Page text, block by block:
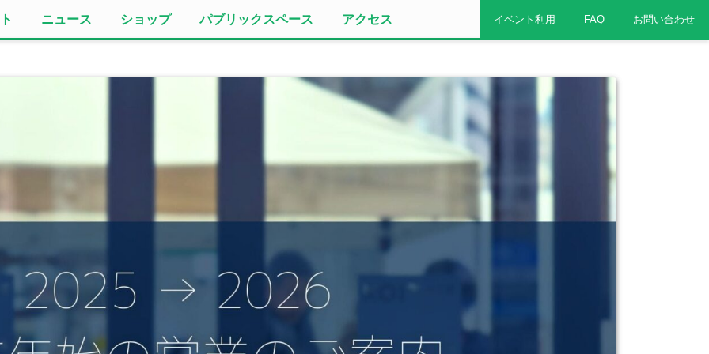
ニュース ショップ パブリックスペース アクセス イベント利用 FAQ お問い合わせ